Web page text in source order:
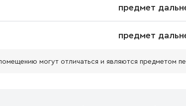
предмет
предмет
могут отличаться и являются предметом